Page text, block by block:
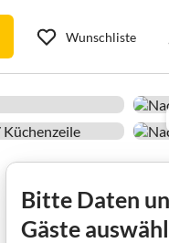
Wunschliste
Bitte Daten
Gäste